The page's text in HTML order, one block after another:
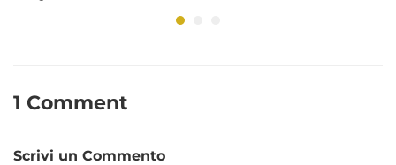
1 Comment
Scrivi un Commento